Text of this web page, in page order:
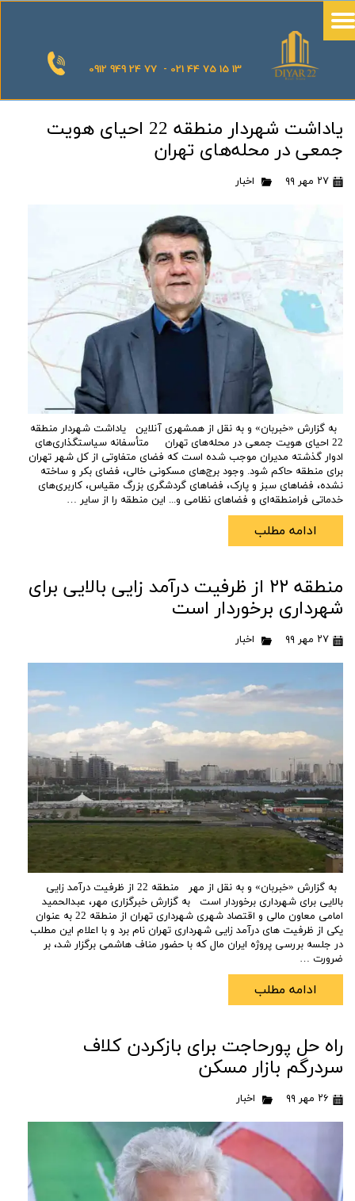
0912 949 24 77 - 021 44 75 15 13
یاداشت شهردار منطقه 22 احیای هویت
جمعی در محله‌های تهران
۲۷ مهر ۹۹ اخبار
به گزارش «خبربان» و به نقل از همشهری آنلاین یاداشت شهردار منطقه
22 احیای هویت جمعی در محله‌های تهران متأسفانه سیاستگذاری‌های
ادوار گذشته مدیران موجب شده است که فضای متفاوتی از کل شهر تهران
برای منطقه حاکم شود. وجود برج‌های مسکونی خالی، فضای بکر و ساخته
نشده، فضاهای سبز و پارک، فضاهای گردشگری بزرگ مقیاس، کاربری‌های
خدماتی فرامنطقه‌ای و فضاهای نظامی و... این منطقه را از سایر …
ادامه مطلب
منطقه ۲۲ از ظرفیت درآمد زایی بالایی برای
شهرداری برخوردار است
۲۷ مهر ۹۹ اخبار
به گزارش «خبربان» و به نقل از مهر منطقه 22 از ظرفیت درآمد زایی
بالایی برای شهرداری برخوردار است به گزارش خبرگزاری مهر، عبدالحمید
امامی معاون مالی و اقتصاد شهری شهرداری تهران از منطقه 22 به عنوان
یکی از ظرفیت های درآمد زایی شهرداری تهران نام برد و با اعلام این مطلب
در جلسه بررسی پروژه ایران مال که با حضور مناف هاشمی برگزار شد، بر
ضرورت …
ادامه مطلب
راه حل پورحاجت برای بازکردن کلاف
سردرگم بازار مسکن
۲۶ مهر ۹۹ اخبار